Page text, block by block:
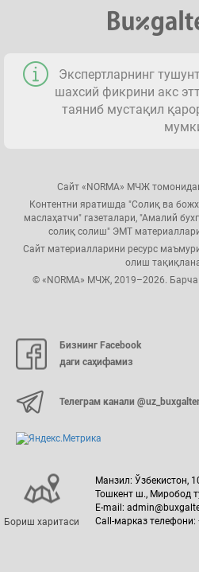
Экспертларнинг
шахсий фикрини акс
таяниб мустақил
Сайт «NORMA» МЧЖ
Контентни яратишда "Солиқ ва
маслаҳатчи" газеталари, "Амалий
солиқ солиш" ЭМТ
Сайт материалларини ресурс
олиш
© «NORMA» МЧЖ, 2019–2026.
Бизнинг Facebook
даги саҳифамиз
Телеграм канали @uz_buxgalter
Бориш харитаси
Манзил: Ўзбекистон,
Тошкент ш., Миробод
E-mail:
Call-марказ телефони: